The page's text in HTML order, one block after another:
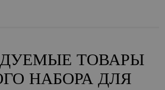
ТОВАРЫ
НАБОРА ДЛЯ